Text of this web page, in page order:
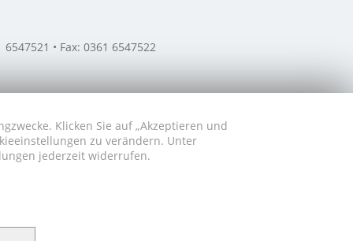
• Fax: 0361 6547522
Klicken Sie auf „Akzeptieren und
zu verändern. Unter
jederzeit widerrufen.